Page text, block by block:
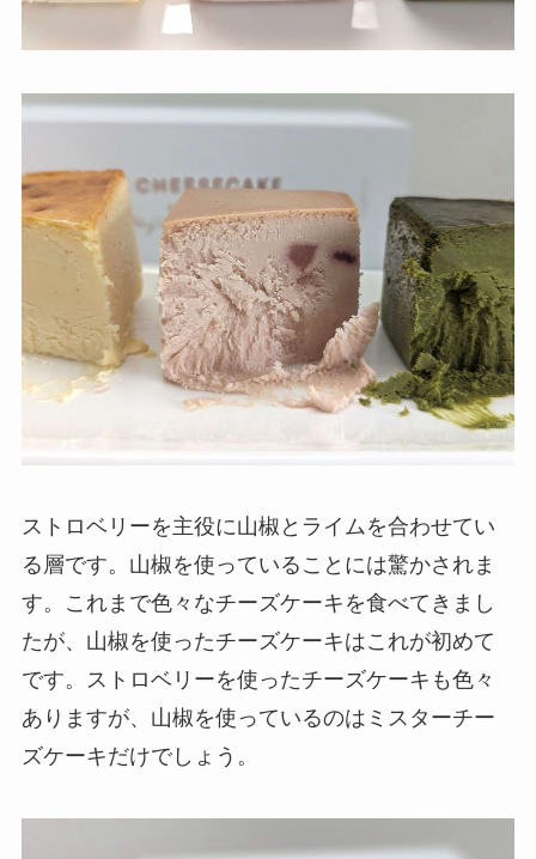
ストロベリーを主役に山椒とライムを合わせてい
る層です。山椒を使っていることには驚かされま
す。これまで色々なチーズケーキを食べてきまし
たが、山椒を使ったチーズケーキはこれが初めて
です。ストロベリーを使ったチーズケーキも色々
ありますが、山椒を使っているのはミスターチー
ズケーキだけでしょう。